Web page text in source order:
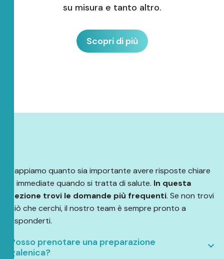
su misura e tanto altro.
Scopri di più
Sappiamo quanto sia importante avere risposte chiare
e immediate quando si tratta di salute. In questa
sezione trovi le domande più frequenti. Se non trovi
ciò che cerchi, il nostro team è sempre pronto a
risponderti.
Posso prenotare una preparazione
galenica?